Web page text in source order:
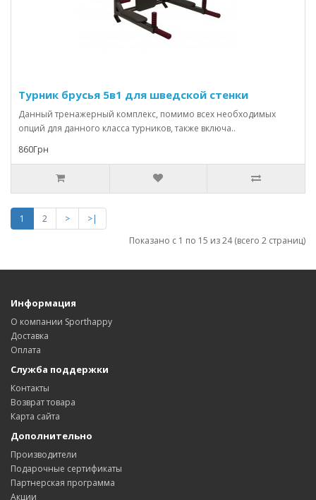
Турник брусья 5в1 для шведской стенки
Данный тренажерный комплекс, помимо всех необходимых
опций для данного класса турников, также включа..
860Грн
1 2 >
>|
Показано с 1 по 15 из 24 (всего 2 страниц)
Информация
О компании Sporthappy
Доставка
Оплата
Служба поддержки
Контакты
Возврат товара
Карта сайта
Дополнительно
Производители
Подарочные сертификаты
Партнерская программа
Акции